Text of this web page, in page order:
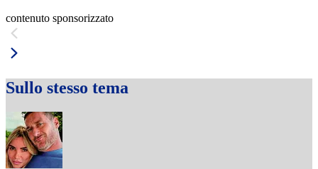
contenuto sponsorizzato
Sullo stesso tema